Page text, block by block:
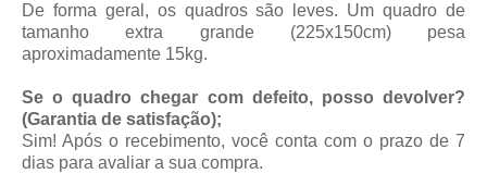
De forma geral, os quadros são leves. Um quadro de
tamanho extra grande (225x150cm) pesa
aproximadamente 15kg.
Se o quadro chegar com defeito, posso devolver?
(Garantia de satisfação);
Sim! Após o recebimento, você conta com o prazo de 7
dias para avaliar a sua compra.